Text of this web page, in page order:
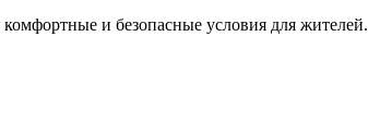
и безопасные условия для жителей.